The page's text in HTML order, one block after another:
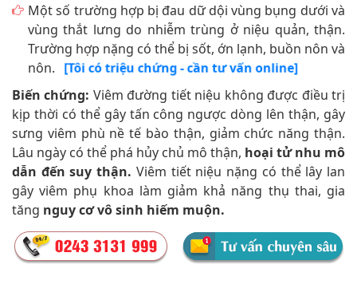
Một số trường hợp bị đau dữ dội vùng bụng dưới và
vùng thắt lưng do nhiễm trùng ở niệu quản, thận.
Trường hợp nặng có thể bị sốt, ớn lạnh, buồn nôn và
nôn.
[Tôi có triệu chứng - cần tư vấn online]
Biến chứng: Viêm đường tiết niệu không được điều trị
kịp thời có thể gây tấn công ngược dòng lên thận, gây
sưng viêm phù nề tế bào thận, giảm chức năng thận.
Lâu ngày có thể phá hủy chủ mô thận, hoại tử nhu mô
dẫn đến suy thận. Viêm tiết niệu nặng có thể lây lan
gây viêm phụ khoa làm giảm khả năng thụ thai, gia
tăng nguy cơ vô sinh hiếm muộn.